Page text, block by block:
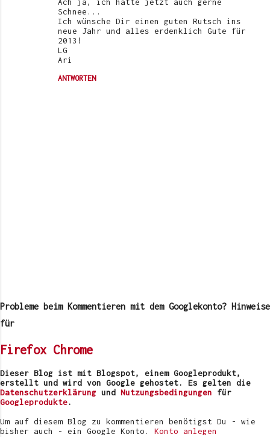
Schnee...
Ich wünsche Dir einen guten Rutsch ins
neue Jahr und alles erdenklich Gute für
2013!
LG
Ari
ANTWORTEN
m
m
a
v
e
r
ö
f
e
Probleme beim Kommentieren mit dem Googlekonto? Hinweise
für
Firefox Chrome
Dieser Blog ist mit Blogspot, einem Googleprodukt,
erstellt und wird von Google gehostet. Es gelten die
Datenschutzerklärung und Nutzungsbedingungen für
Googleprodukte.
Um auf diesem Blog zu kommentieren benötigst Du - wie
bisher auch - ein Google Konto. Konto anlegen